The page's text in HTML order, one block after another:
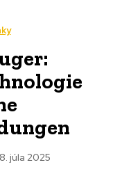
8. júla 2025